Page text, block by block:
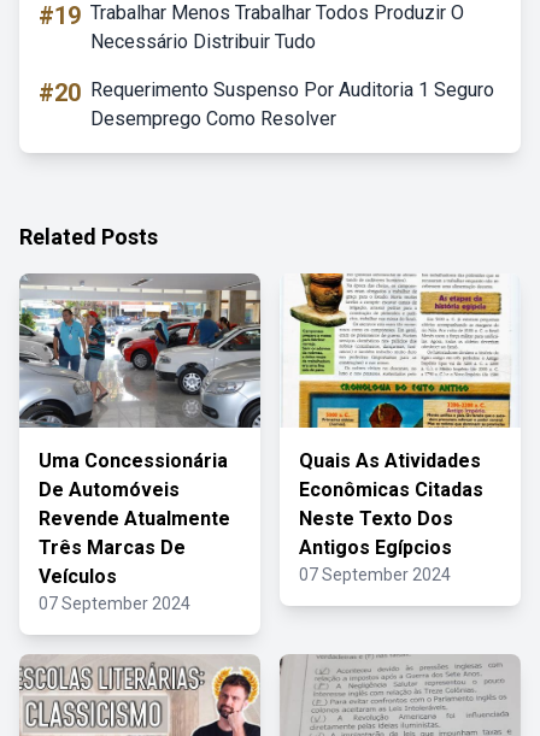
#19 Trabalhar Menos Trabalhar Todos Produzir O
Necessário Distribuir Tudo
#20 Requerimento Suspenso Por Auditoria 1 Seguro
Desemprego Como Resolver
Related Posts
Uma Concessionária
De Automóveis
Revende Atualmente
Três Marcas De
Veículos
07 September 2024
Quais As Atividades
Econômicas Citadas
Neste Texto Dos
Antigos Egípcios
07 September 2024